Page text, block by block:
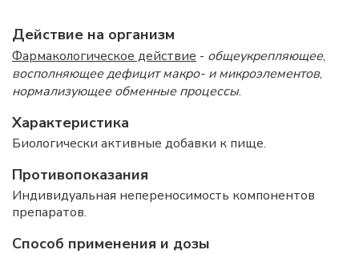
Действие на организм
Фармакологическое действие - общеукрепляющее,
восполняющее дефицит макро- и микроэлементов,
нормализующее обменные процессы.
Характеристика
Биологически активные добавки к пище.
Противопоказания
Индивидуальная непереносимость компонентов
препаратов.
Способ применения и дозы